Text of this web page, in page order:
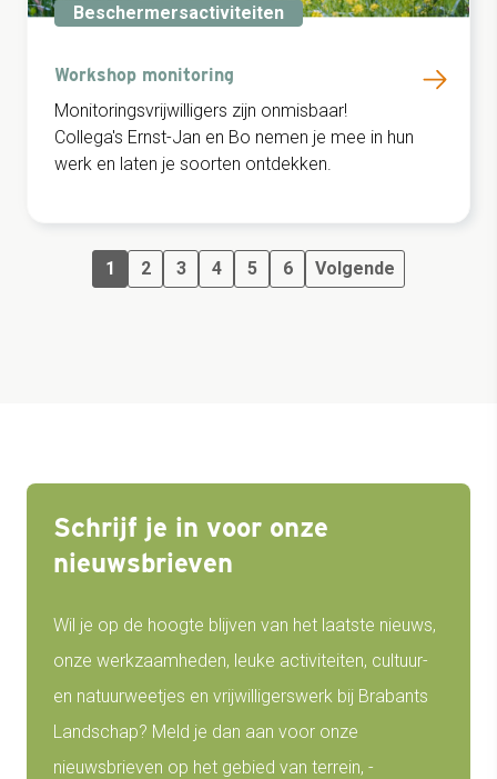
Beschermersactiviteiten
Workshop monitoring
Monitoringsvrijwilligers zijn onmisbaar!
Collega's Ernst-Jan en Bo nemen je mee in hun
werk en laten je soorten ontdekken.
1 2 3 4 5 6 Volgende
Schrijf je in voor onze
nieuwsbrieven
Wil je op de hoogte blijven van het laatste nieuws,
onze werkzaamheden, leuke activiteiten, cultuur-
en natuurweetjes en vrijwilligerswerk bij Brabants
Landschap? Meld je dan aan voor onze
nieuwsbrieven op het gebied van terrein, -